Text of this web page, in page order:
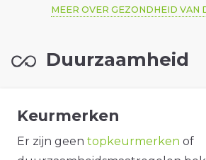
MEER OVER GEZONDHEID VAN
Duurzaamheid
Keurmerken
Er zijn geen topkeurmerken of